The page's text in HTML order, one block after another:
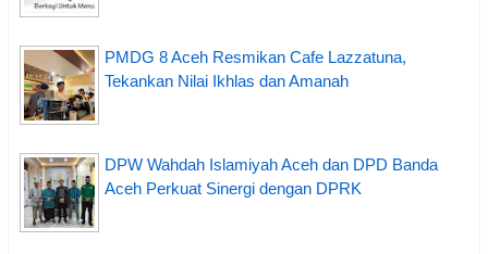
PMDG 8 Aceh Resmikan Cafe Lazzatuna,
Tekankan Nilai Ikhlas dan Amanah
DPW Wahdah Islamiyah Aceh dan DPD Banda
Aceh Perkuat Sinergi dengan DPRK